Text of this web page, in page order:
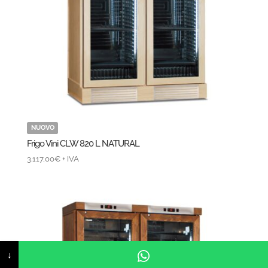
NUOVO
Frigo Vini CLW 820 L NATURAL
3.117,00€ + IVA
↓